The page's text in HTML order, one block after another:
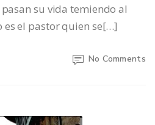
pasan su vida temiendo al
el pastor quien se[…]
No Comments